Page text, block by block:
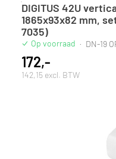
DIGITUS 42U
1865x93x82 mm,
7035)
Op voorraad · DN-19
172,-
142,15 excl. BTW